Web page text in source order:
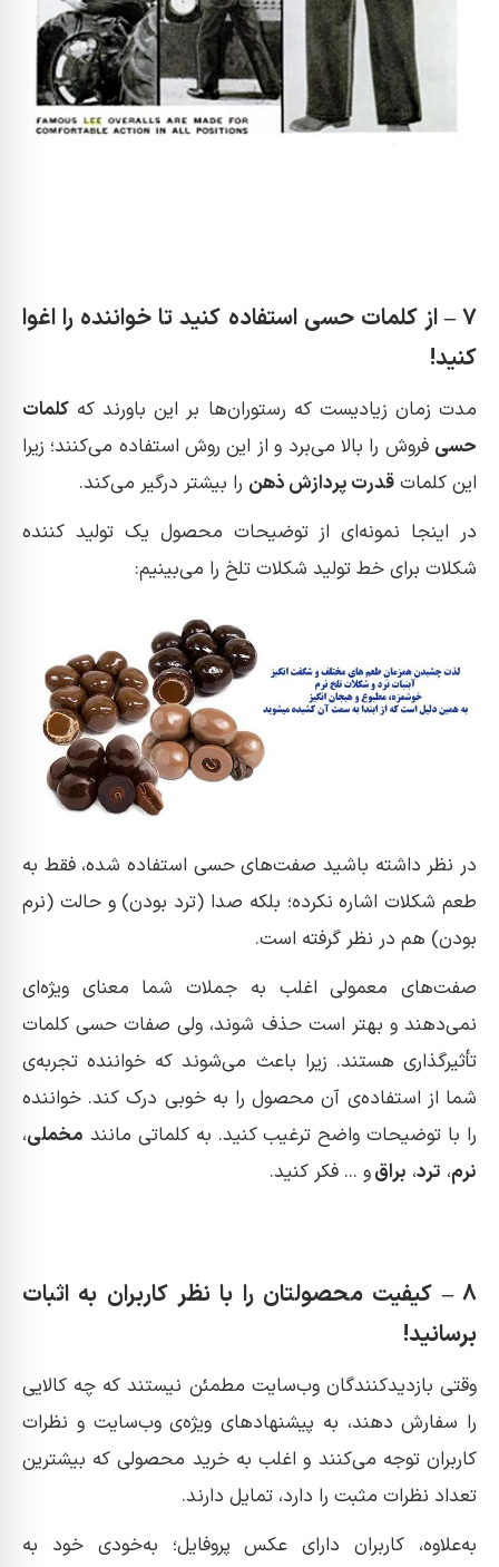
7 – از کلمات حسی استفاده کنید تا خواننده را اغوا
کنید!
مدت زمان زیادیست که رستوران‌ها بر این باورند که کلمات
حسی فروش را بالا می‌برد و از این روش استفاده می‌کنند؛ زیرا
این کلمات قدرت پردازش ذهن را بیشتر درگیر می‌کند.
در اینجا نمونه‌ای از توضیحات محصول یک تولید کننده
شکلات برای خط تولید شکلات تلخ را می‌بینیم:
در نظر داشته باشید صفت‌های حسی استفاده شده، فقط به
طعم شکلات اشاره نکرده؛ بلکه صدا (ترد بودن) و حالت (نرم
بودن) هم در نظر گرفته است.
صفت‌های معمولی اغلب به جملات شما معنای ویژه‌ای
نمی‌دهند و بهتر است حذف شوند، ولی صفات حسی کلمات
تأثیرگذاری هستند. زیرا باعث می‌شوند که خواننده تجربه‌ی
شما از استفاده‌ی آن محصول را به خوبی درک کند. خواننده
را با توضیحات واضح ترغیب کنید. به کلماتی مانند مخملی،
نرم، ترد، براقو ... فکر کنید.
8 – کیفیت محصولتان را با نظر کاربران به اثبات
برسانید!
وقتی بازدیدکنندگان وب‌سایت مطمئن نیستند که چه کالایی
را سفارش دهند، به پیشنهادهای ویژه‌ی وب‌سایت و نظرات
کاربران توجه می‌کنند و اغلب به خرید محصولی که بیشترین
تعداد نظرات مثبت را دارد، تمایل دارند.
به‌علاوه، کاربران دارای عکس پروفایل؛ به‌خودی خود به